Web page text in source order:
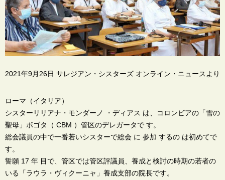
2021年9月26日 サレジアン・シスターズ オンライン・ニュースより
ローマ（イタリア）
シスターリリアナ・モンダーノ ・ディアス は、コロンビアの「雪の
聖母」ボゴタ（ CBM ）管区のデレガータで す。
総会議員の中で一番若いシスターで総会 に 参加 するの は初めてで
す。
誓願 17 年 目で、管区では管区評議員、養成と検討の時期の若者の
いる「ラウラ・ヴィクーニャ」養成支部の院長です。